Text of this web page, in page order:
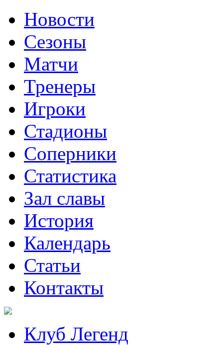
Новости
Сезоны
Матчи
Тренеры
Игроки
Стадионы
Соперники
Статистика
Зал славы
История
Календарь
Статьи
Контакты
Клуб Легенд